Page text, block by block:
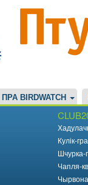
ПРА BIRDWATCH
Кулік-
Шчурка-
Чапля-